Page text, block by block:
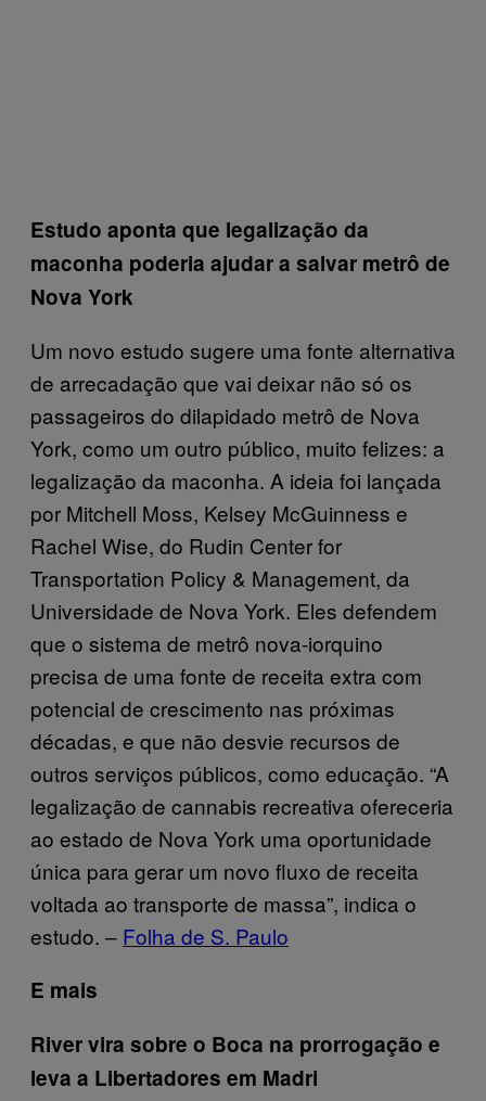
Estudo aponta que legalização da
maconha poderia ajudar a salvar metrô de
Nova York
Um novo estudo sugere uma fonte alternativa
de arrecadação que vai deixar não só os
passageiros do dilapidado metrô de Nova
York, como um outro público, muito felizes: a
legalização da maconha. A ideia foi lançada
por Mitchell Moss, Kelsey McGuinness e
Rachel Wise, do Rudin Center for
Transportation Policy & Management, da
Universidade de Nova York. Eles defendem
que o sistema de metrô nova-iorquino
precisa de uma fonte de receita extra com
potencial de crescimento nas próximas
décadas, e que não desvie recursos de
outros serviços públicos, como educação. “A
legalização de cannabis recreativa ofereceria
ao estado de Nova York uma oportunidade
única para gerar um novo fluxo de receita
voltada ao transporte de massa”, indica o
estudo. – Folha de S. Paulo
E mais
River vira sobre o Boca na prorrogação e
leva a Libertadores em Madri